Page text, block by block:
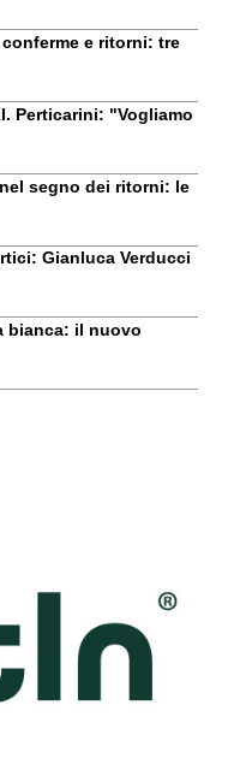
conferme e ritorni: tre
Perticarini: "Vogliamo
nel segno dei ritorni: le
Gianluca Verducci
bianca: il nuovo